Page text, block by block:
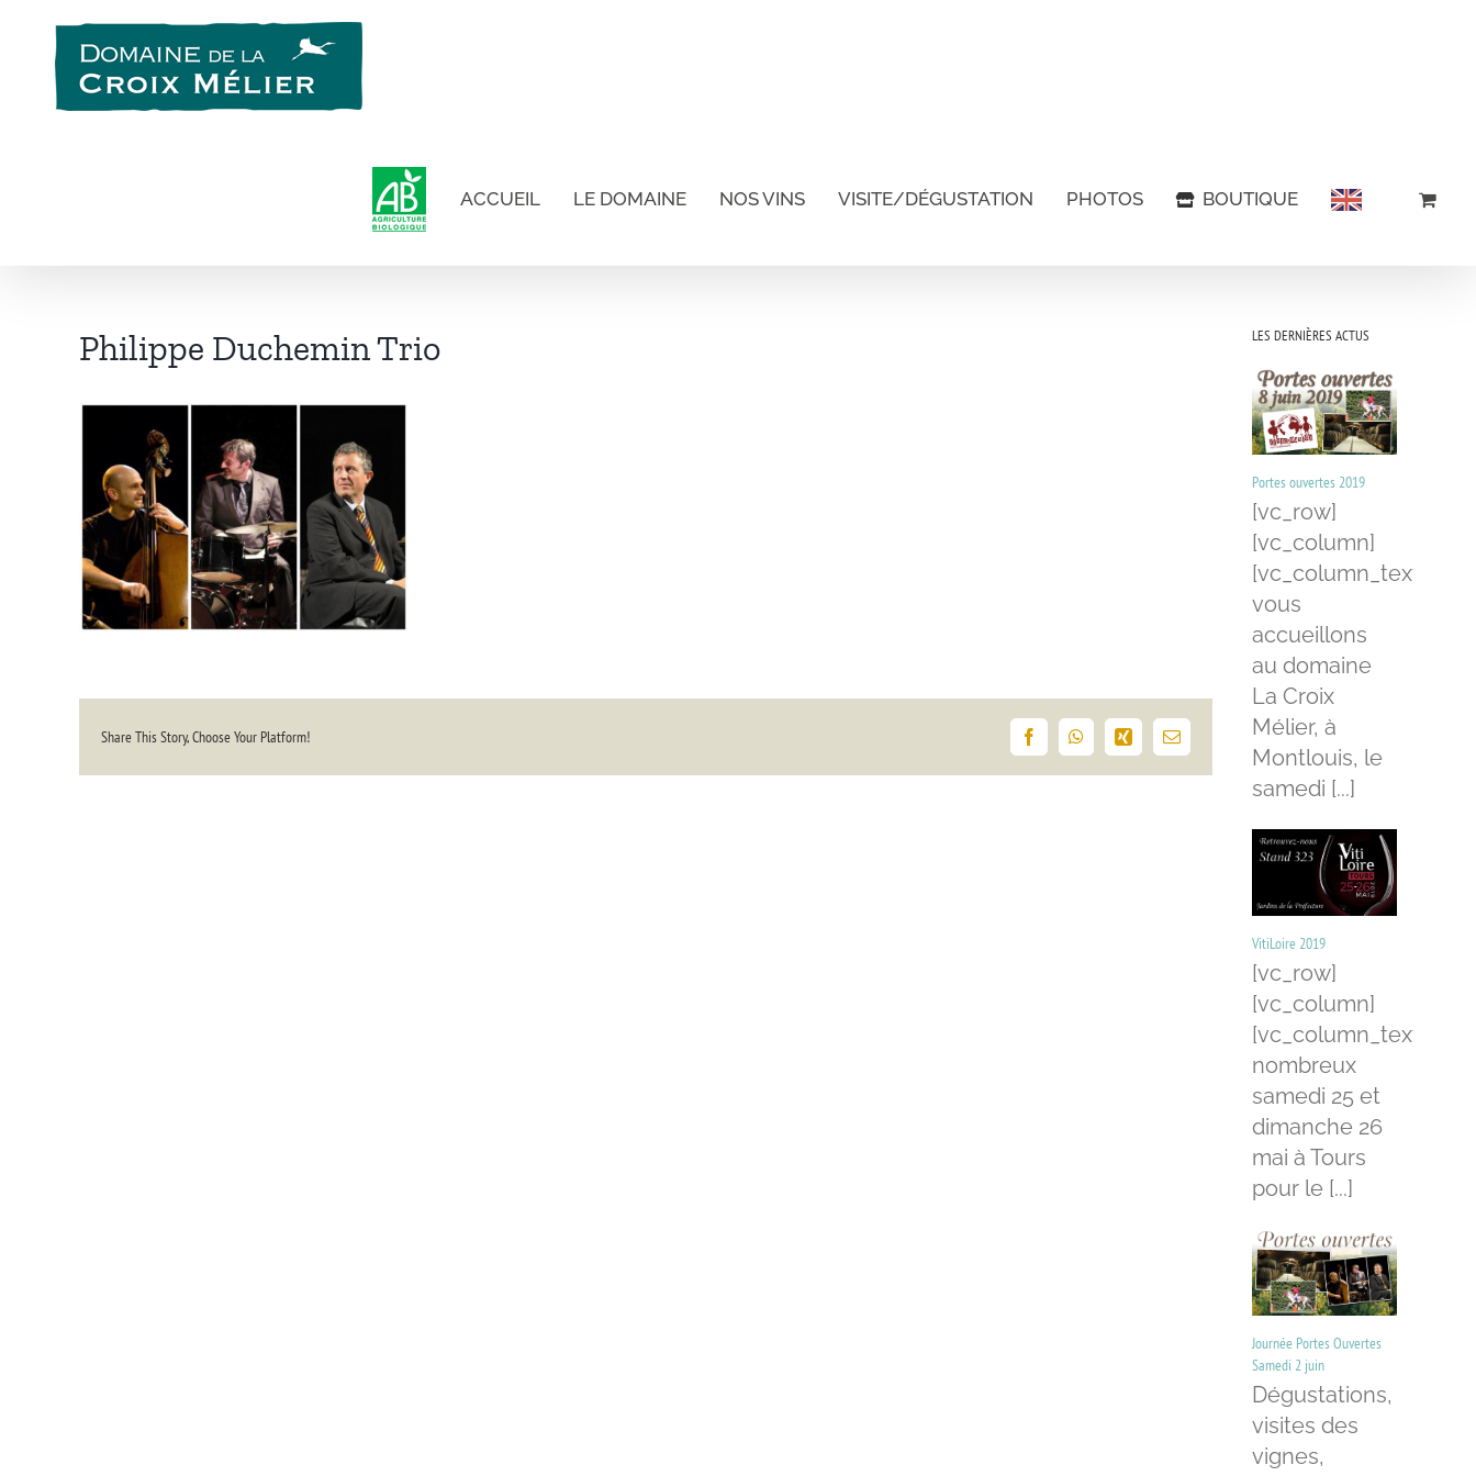
contenu
ACCUEIL LE DOMAINE NOS VINS VISITE/DÉGUSTATION PHOTOS BOUTIQUE
Philippe Duchemin Trio
Share This Story, Choose Your Platform! FacebookWhatsApp
Xing Email
LES DERNIÈRES ACTUS
Portes ouvertes 2019
[vc_row]
[vc_column]
vous
accueillons
au domaine
La Croix
Mélier, à
Montlouis, le
samedi [...]
VitiLoire 2019
[vc_row]
[vc_column]
nombreux
samedi 25 et
dimanche 26
mai à Tours
pour le [...]
Journée Portes Ouvertes
Samedi 2 juin
Dégustations,
visites des
vignes,